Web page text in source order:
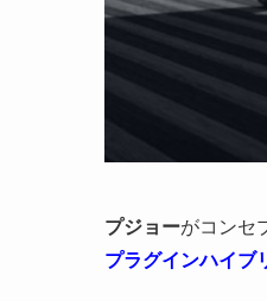
プジョーがコンセ
プラグインハイブ